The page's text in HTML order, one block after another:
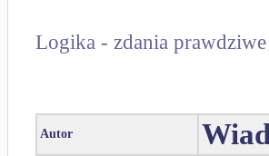
Logika - zdania prawdziwe
Autor